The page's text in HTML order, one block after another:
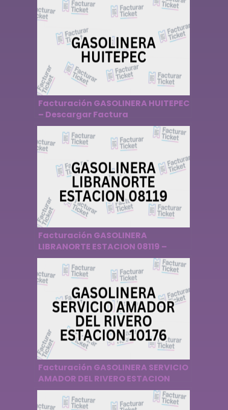
Facturación GASOLINERA HUITEPEC
– Descargar Factura
Facturación GASOLINERA
LIBRANORTE ESTACION 08119 –
Descargar Factura
Facturación GASOLINERA SERVICIO
AMADOR DEL RIVERO ESTACION
10176 – Descargar Factura